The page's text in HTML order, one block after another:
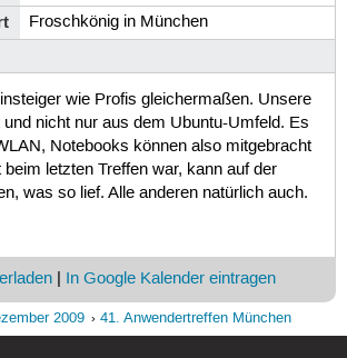
Froschkönig in München
wie Profis gleichermaßen. Unsere
nicht nur aus dem Ubuntu-Umfeld. Es
Notebooks können also mitgebracht
letzten Treffen war, kann auf der
was so lief. Alle anderen natürlich auch.
| In Google Kalender eintragen
2009 41. Anwendertreffen München